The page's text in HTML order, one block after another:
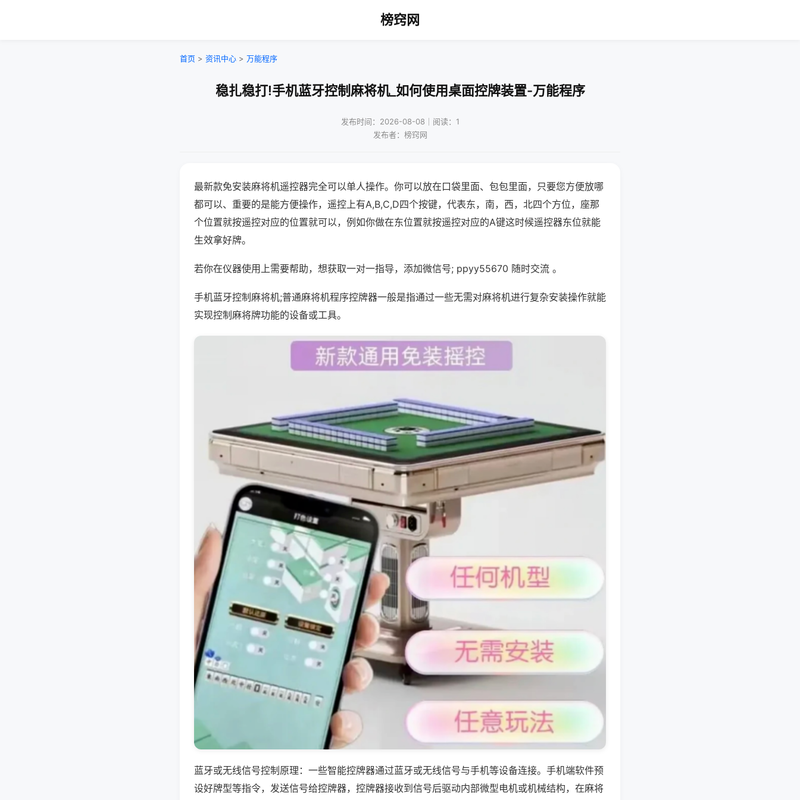
榜窍网
首页 > 资讯中心 > 万能程序
稳扎稳打!手机蓝牙控制麻将机_如何使用桌面控牌装置-万能程序
发布时间：2026-08-08｜阅读：1
发布者：榜窍网
最新款免安装麻将机遥控器完全可以单人操作。你可以放在口袋里面、包包里面，只要您方便放哪
都可以、重要的是能方便操作，遥控上有A,B,C,D四个按键，代表东，南，西，北四个方位，座那
个位置就按遥控对应的位置就可以，例如你做在东位置就按遥控对应的A键这时候遥控器东位就能
生效拿好牌。
若你在仪器使用上需要帮助，想获取一对一指导，添加微信号; ppyy55670 随时交流 。
手机蓝牙控制麻将机;普通麻将机程序控牌器一般是指通过一些无需对麻将机进行复杂安装操作就能
实现控制麻将牌功能的设备或工具。
蓝牙或无线信号控制原理：一些智能控牌器通过蓝牙或无线信号与手机等设备连接。手机端软件预
设好牌型等指令，发送信号给控牌器，控牌器接收到信号后驱动内部微型电机或机械结构，在麻将